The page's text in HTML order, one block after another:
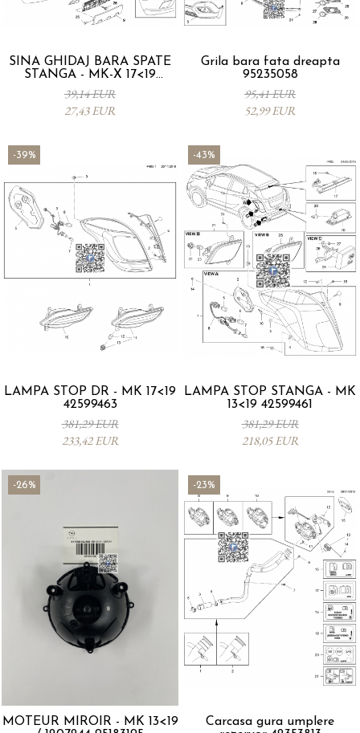
SINA GHIDAJ BARA SPATE
STANGA - MK-X 17<19
42541314
39,14 EUR
27,43 EUR
Grila bara fata dreapta
95235058
95,41 EUR
52,99 EUR
-39%
LAMPA STOP DR - MK 17<19
42599463
381,29 EUR
233,42 EUR
-43%
LAMPA STOP STANGA - MK
13<19 42599461
381,29 EUR
218,05 EUR
-26%
MOTEUR MIROIR - MK 13<19
-23%
Carcasa gura umplere